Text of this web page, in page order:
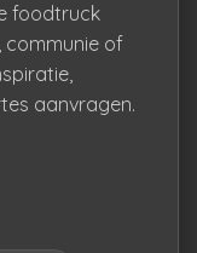
foodtruck
communie of
aanvragen.